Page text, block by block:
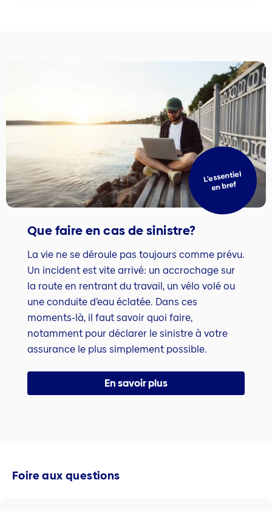
L’essentiel
en bref
Que faire en cas de sinistre?
La vie ne se déroule pas toujours comme prévu.
Un incident est vite arrivé: un accrochage sur
la route en rentrant du travail, un vélo volé ou
une conduite d’eau éclatée. Dans ces
moments-là, il faut savoir quoi faire,
notamment pour déclarer le sinistre à votre
assurance le plus simplement possible.
En savoir plus
Foire aux questions